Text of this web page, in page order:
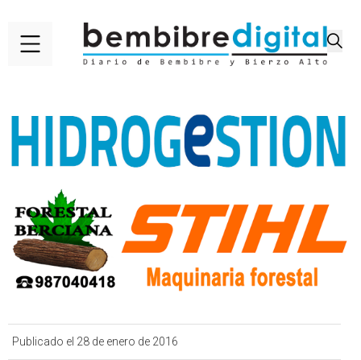
Publicado el 28 de enero de 2016